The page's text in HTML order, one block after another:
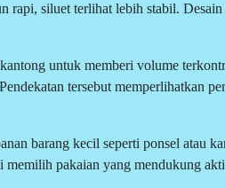
rapi, siluet terlihat lebih stabil.
untuk memberi volume
tersebut memperlihatkan
barang kecil seperti ponsel atau
pakaian yang mendukung